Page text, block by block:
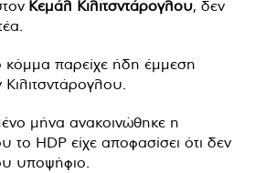
Κεμάλ Κιλιτσντάρογλου, δεν
κόμμα παρείχε ήδη έμμεση
μήνα ανακοινώθηκε η
το HDP είχε αποφασίσει ότι δεν
υποψήφιο.